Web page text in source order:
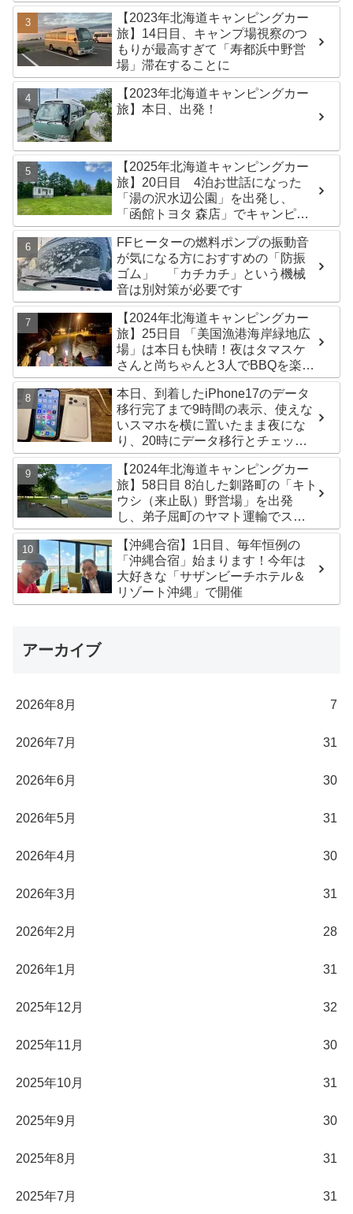
【2023年北海道キャンピングカー
旅】14日目、キャンプ場視察のつ
もりが最高すぎて「寿都浜中野営
場」滞在することに
【2023年北海道キャンピングカー
旅】本日、出発！
【2025年北海道キャンピングカー
旅】20日目 4泊お世話になった
「湯の沢水辺公園」を出発し、
「函館トヨタ 森店」でキャンピン
グカーのオイル交換完了！今日は
伊達市の「徳舜瞥山麓キャンプ
場」へ
FFヒーターの燃料ポンプの振動音
が気になる方におすすめの「防振
ゴム」 「カチカチ」という機械
音は別対策が必要です
【2024年北海道キャンピングカー
旅】25日目 「美国漁港海岸緑地広
場」は本日も快晴！夜はタマスケ
さんと尚ちゃんと3人でBBQを楽し
みました♪
本日、到着したiPhone17のデータ
移行完了まで9時間の表示、使えな
いスマホを横に置いたまま夜にな
り、20時にデータ移行とチェック
が無事完了！午後からの写真がほ
ぼありません^^;
【2024年北海道キャンピングカー
旅】58日目 8泊した釧路町の「キト
ウシ（来止臥）野営場」を出発
し、弟子屈町のヤマト運輸でステ
ッカー受け取り！今日は北見市の
無料キャンプ場「つつじ公園キャ
ンプ場」まで
【沖縄合宿】1日目、毎年恒例の
「沖縄合宿」始まります！今年は
大好きな「サザンビーチホテル＆
リゾート沖縄」で開催
アーカイブ
2026年8月 7
2026年7月 31
2026年6月 30
2026年5月 31
2026年4月 30
2026年3月 31
2026年2月 28
2026年1月 31
2025年12月 32
2025年11月 30
2025年10月 31
2025年9月 30
2025年8月 31
2025年7月 31